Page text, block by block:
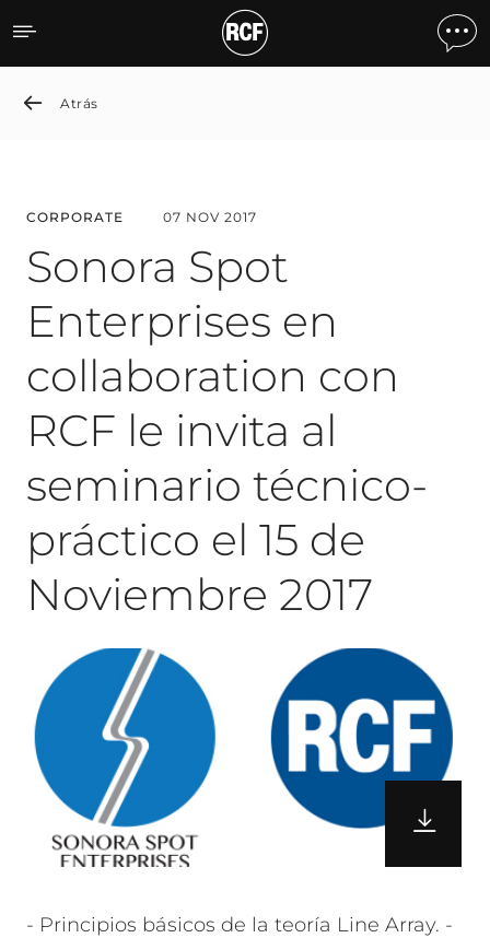
Sonora Spot Enterprises
Atrás
CORPORATE 07 NOV 2017
Sonora Spot
Enterprises en
collaboration con
RCF le invita al
seminario técnico-
práctico el 15 de
Noviembre 2017
- Principios básicos de la teoría Line Array. -